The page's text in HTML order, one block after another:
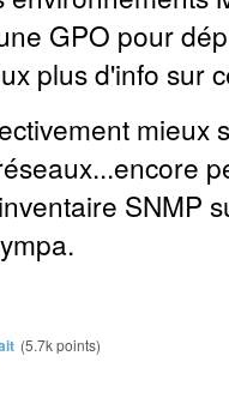
GPO pour
plus d'info sur
mieux
SNMP
(5.7kpoints)